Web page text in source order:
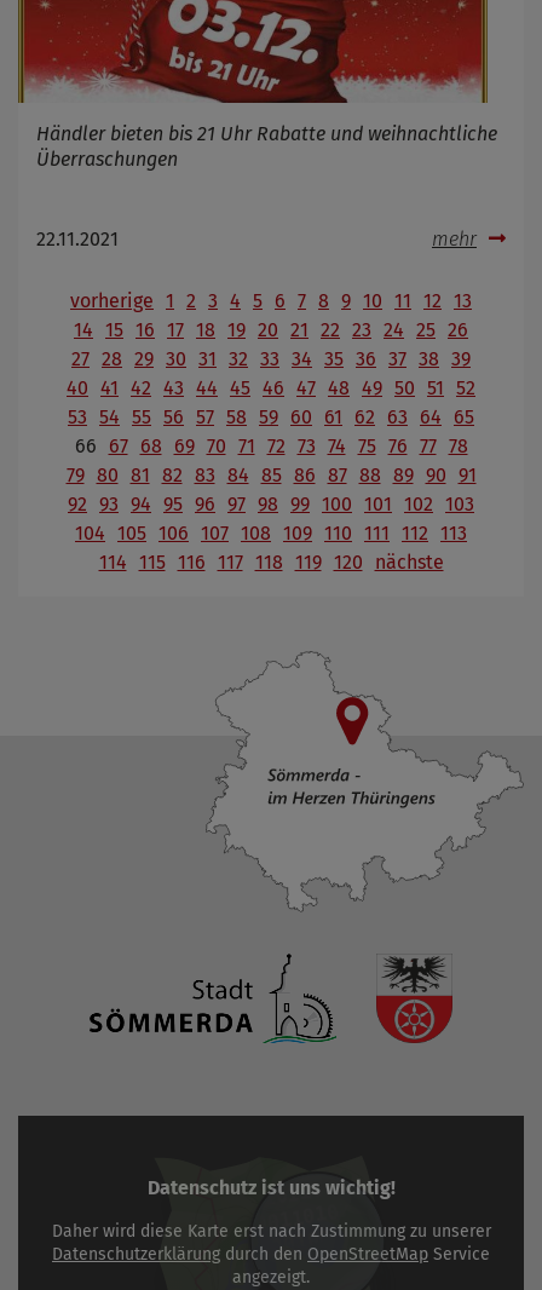
Händler bieten bis 21 Uhr Rabatte und weihnachtliche
Überraschungen
22.11.2021 mehr
vorherige 1 2 3 4 5 6 7 8 9 10 11 12 13
14 15 16 17 18 19 20 21 22 23 24 25 26
27 28 29 30 31 32 33 34 35 36 37 38 39
40 41 42 43 44 45 46 47 48 49 50 51
52
53 54 55 56 57 58 59 60 61 62 63 64
65
66
67 68 69 70 71 72 73 74 75 76 77 78
79 80 81 82 83 84 85 86 87 88 89 90 91
92 93 94 95 96 97 98 99 100 101 102 103
104 105 106 107 108 109 110 111 112 113
114 115 116 117 118 119 120 nächste
Datenschutz ist uns wichtig!
Daher wird diese Karte erst nach Zustimmung zu unserer
Datenschutzerklärung durch den OpenStreetMap Service
angezeigt.